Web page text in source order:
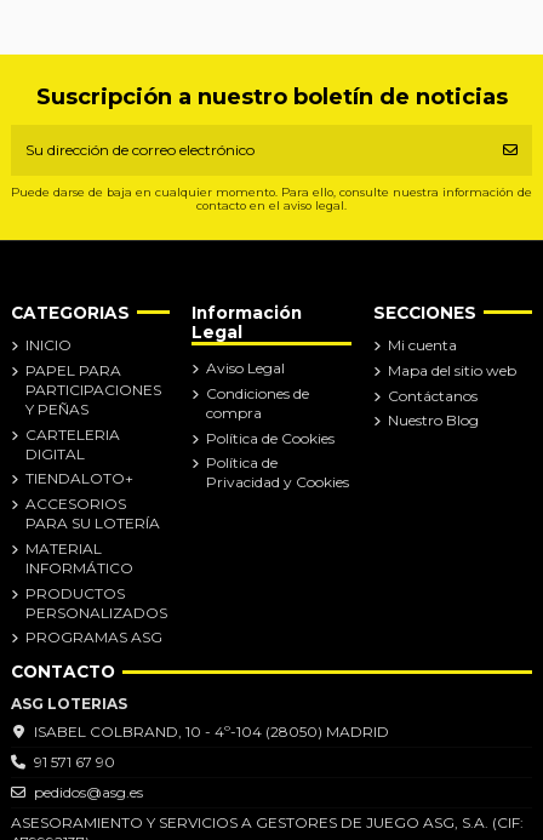
Suscripción a nuestro boletín de noticias
Puede darse de baja en cualquier momento. Para ello, consulte nuestra información de
contacto en el aviso legal.
CATEGORIAS
INICIO
PAPEL PARA
PARTICIPACIONES
Y PEÑAS
CARTELERIA
DIGITAL
TIENDALOTO+
ACCESORIOS
PARA SU LOTERÍA
MATERIAL
INFORMÁTICO
PRODUCTOS
PERSONALIZADOS
PROGRAMAS ASG
Información
Legal
Aviso Legal
Condiciones de
compra
Política de Cookies
Política de
Privacidad y Cookies
SECCIONES
Mi cuenta
Mapa del sitio web
Contáctanos
Nuestro Blog
CONTACTO
ASG LOTERIAS
ISABEL COLBRAND, 10 - 4º-104 (28050) MADRID
91 571 67 90
pedidos@asg.es
ASESORAMIENTO Y SERVICIOS A GESTORES DE JUEGO ASG, S.A. (CIF: